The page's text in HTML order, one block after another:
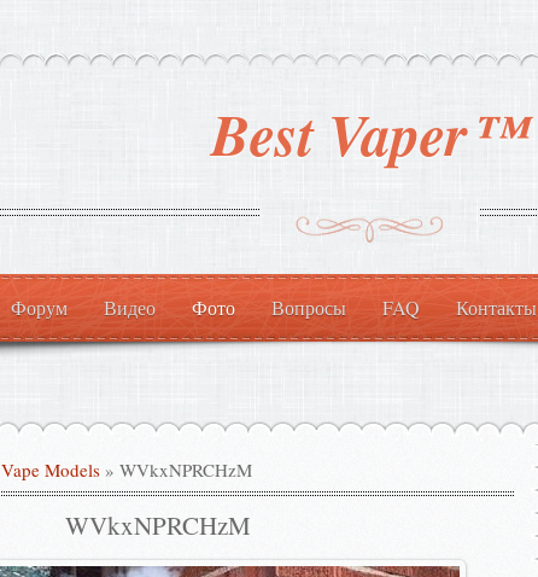
Best Vaper™
Форум Видео Фото Вопросы FAQ Контакты
Vape Models » WVkxNPRCHzM
WVkxNPRCHzM